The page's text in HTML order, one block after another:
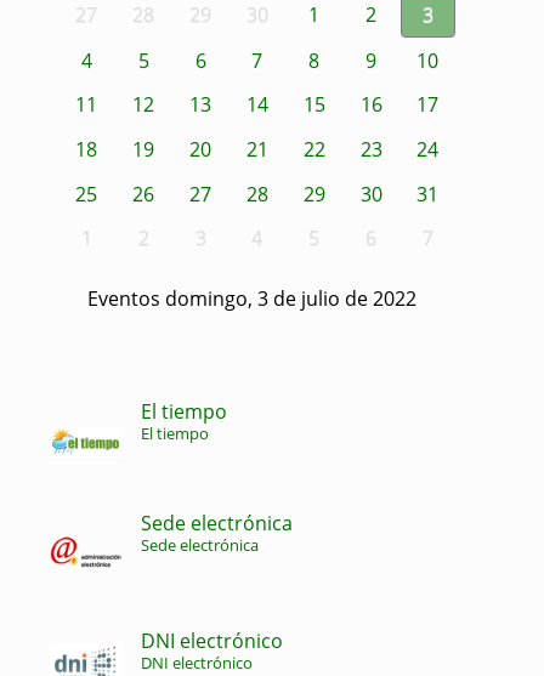
27 28 29 30 1 2
3
4
5 6 7 8 9
10
11
12 13 14 15 16
17
18
19 20 21 22 23
24
25
26 27 28 29 30
31
1
2 3 4 5 6 7
Eventos domingo, 3 de julio de 2022
El tiempo
El tiempo
Sede electrónica
Sede electrónica
DNI electrónico
DNI electrónico